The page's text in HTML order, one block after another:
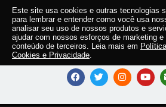
Este site usa cookies e outras tecnologias
para lembrar e entender como você usa
analisar seu uso de nossos produtos e
ajudar com nossos esforços de marketing e
conteúdo de terceiros. Leia mais em
Cookies e Privacidade.